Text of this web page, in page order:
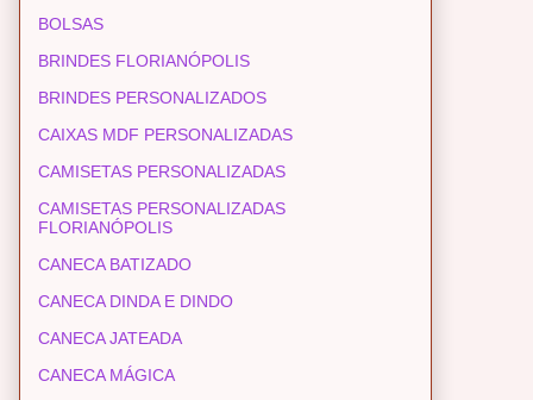
BOLSAS
BRINDES FLORIANÓPOLIS
BRINDES PERSONALIZADOS
CAIXAS MDF PERSONALIZADAS
CAMISETAS PERSONALIZADAS
CAMISETAS PERSONALIZADAS
FLORIANÓPOLIS
CANECA BATIZADO
CANECA DINDA E DINDO
CANECA JATEADA
CANECA MÁGICA